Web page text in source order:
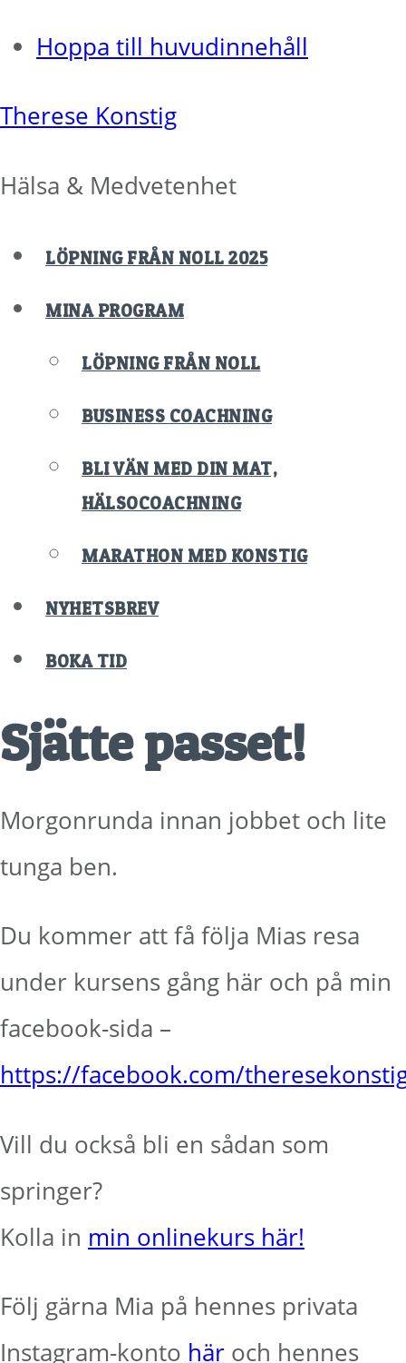
Hoppa till huvudinnehåll
Therese Konstig
Hälsa & Medvetenhet
LÖPNING FRÅN NOLL 2025
MINA PROGRAM
LÖPNING FRÅN NOLL
BUSINESS COACHNING
BLI VÄN MED DIN MAT,
HÄLSOCOACHNING
MARATHON MED KONSTIG
NYHETSBREV
BOKA TID
Sjätte passet!
Morgonrunda innan jobbet och lite
tunga ben.
Du kommer att få följa Mias resa
under kursens gång här och på min
facebook-sida –
https://facebook.com/
Vill du också bli en sådan som
springer?
Kolla in min onlinekurs här!
Följ gärna Mia på hennes privata
Instagram-konto här och hennes